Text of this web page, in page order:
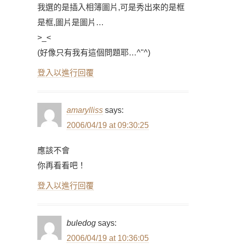
我選的是插入相簿圖片,可是秀出來的是框
是框,圖片是圖片…
>_<
(好像只有我有這個問題耶…^"^)
登入以進行回覆
amarylliss says:
2006/04/19 at 09:30:25
應該不會
你再看看吧！
登入以進行回覆
buledog says:
2006/04/19 at 10:36:05